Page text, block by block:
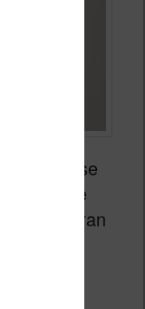
la liseuse
de
à l’écran